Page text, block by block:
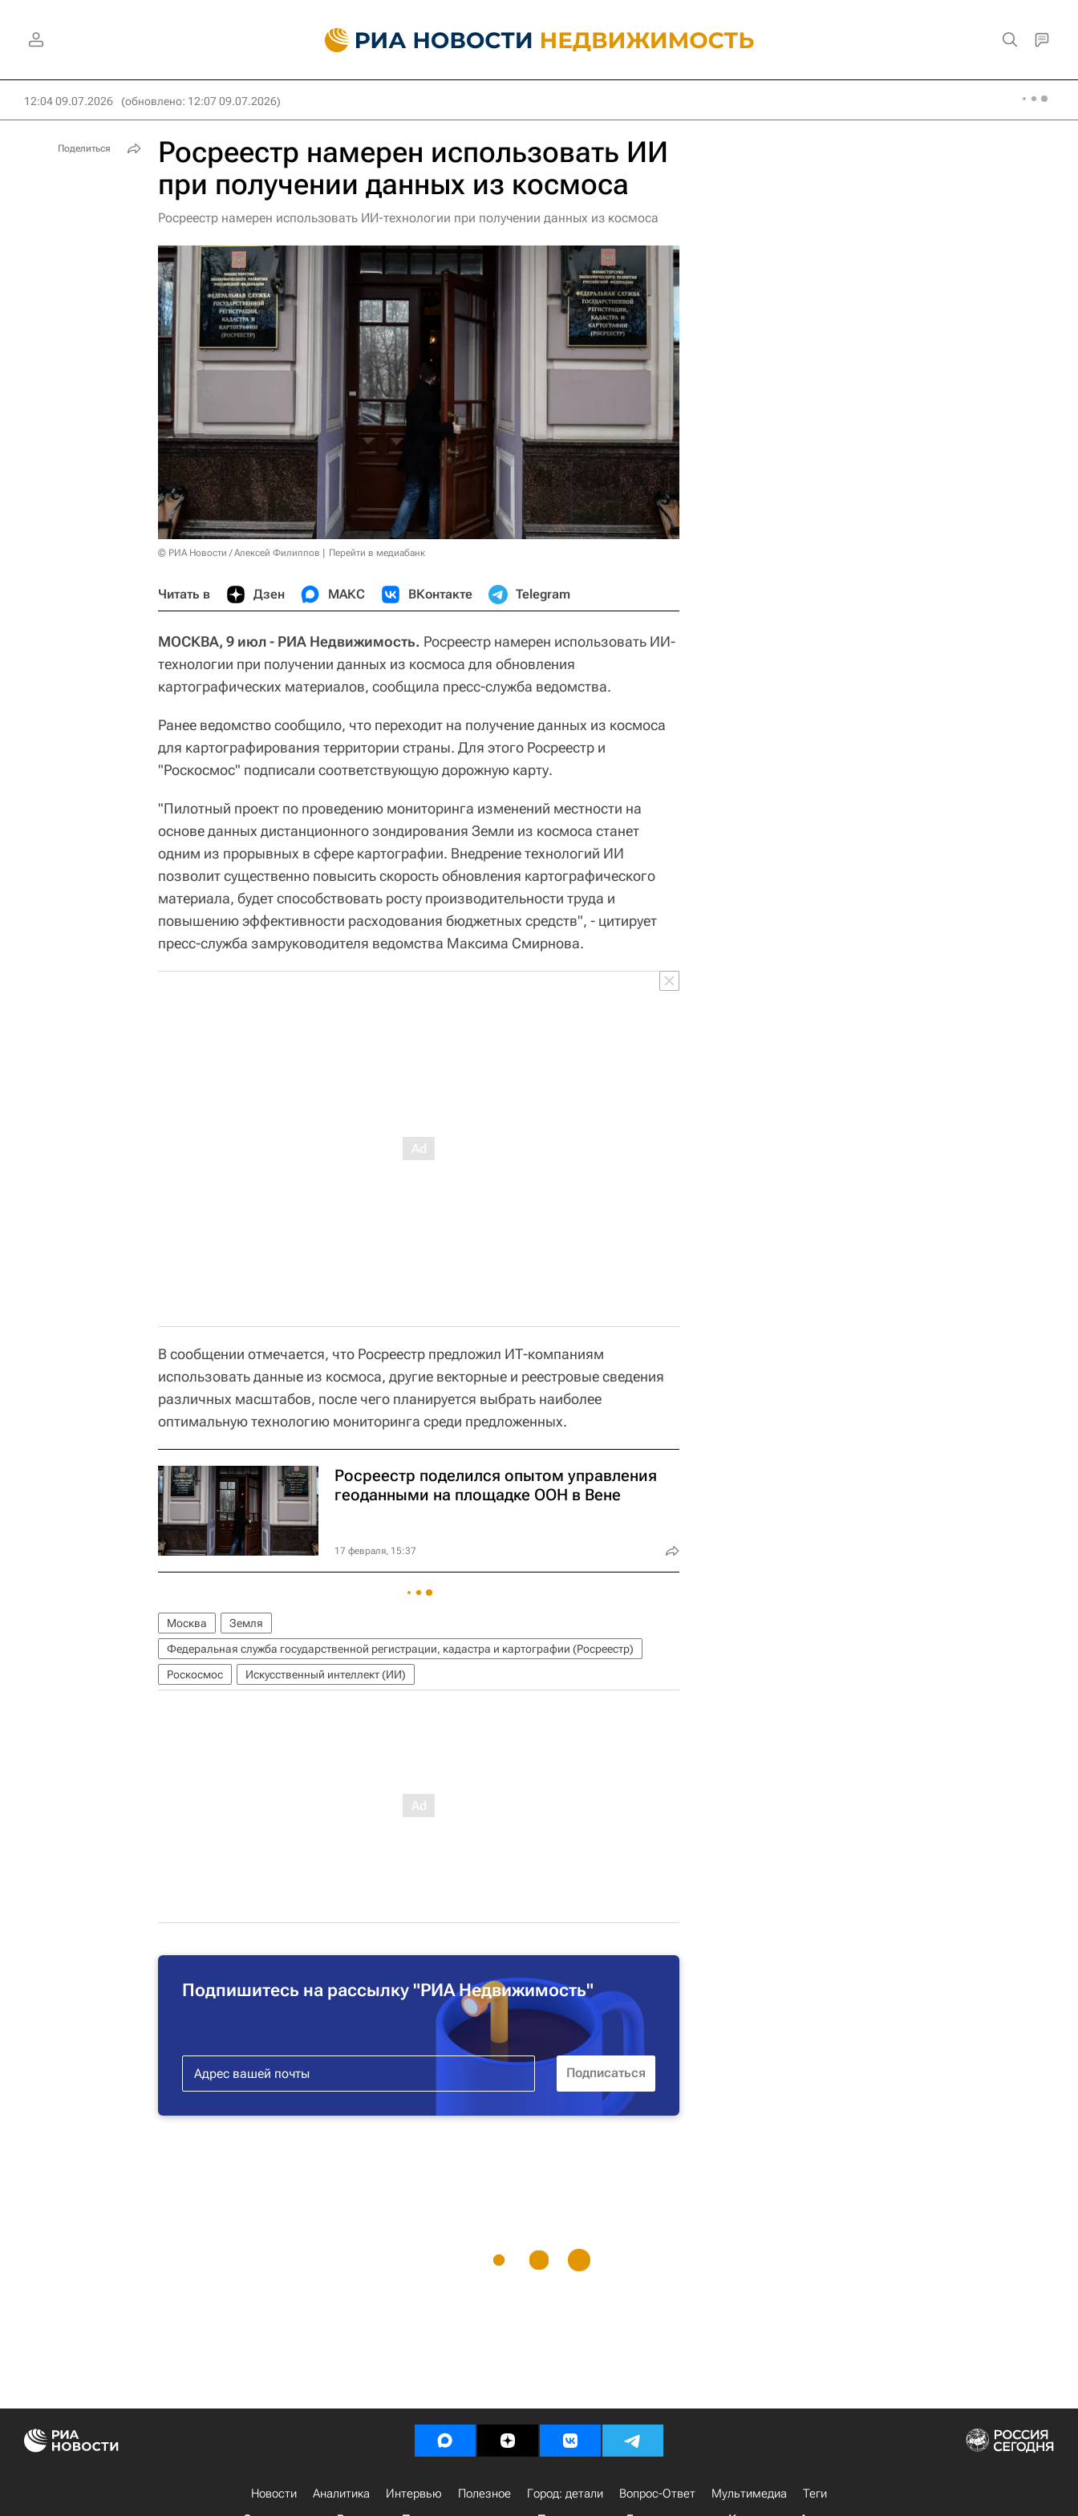
12:04 09.07.2026 (обновлено: 12:07 09.07.2026)
Росреестр намерен использовать ИИ
при получении данных из космоса
Росреестр намерен использовать ИИ-технологии при получении данных из космоса
© РИА Новости / Алексей Филиппов Перейти в медиабанк
Читать в Дзен МАКС ВКонтакте Telegram
МОСКВА, 9 июл - РИА Недвижимость. Росреестр намерен использовать ИИ-
технологии при получении данных из космоса для обновления
картографических материалов, сообщила пресс-служба ведомства.
Ранее ведомство сообщило, что переходит на получение данных из космоса
для картографирования территории страны. Для этого Росреестр и
"Роскосмос" подписали соответствующую дорожную карту.
"Пилотный проект по проведению мониторинга изменений местности на
основе данных дистанционного зондирования Земли из космоса станет
одним из прорывных в сфере картографии. Внедрение технологий ИИ
позволит существенно повысить скорость обновления картографического
материала, будет способствовать росту производительности труда и
повышению эффективности расходования бюджетных средств", - цитирует
пресс-служба замруководителя ведомства Максима Смирнова.
В сообщении отмечается, что Росреестр предложил ИТ-компаниям
использовать данные из космоса, другие векторные и реестровые сведения
различных масштабов, после чего планируется выбрать наиболее
оптимальную технологию мониторинга среди предложенных.
Росреестр поделился опытом управления
геоданными на площадке ООН в Вене
17 февраля, 15:37
Москва
Земля
Федеральная служба государственной регистрации, кадастра и картографии (Росреестр)
Роскосмос
Искусственный интеллект (ИИ)
Подпишитесь на рассылку "РИА Недвижимость"
Поделиться
Новости Аналитика Интервью Полезное Город: детали Вопрос-Ответ Мультимедиа
Теги